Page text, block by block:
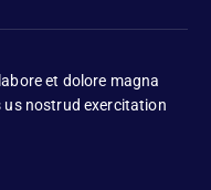
et dolore magna
us nostrud exercitation